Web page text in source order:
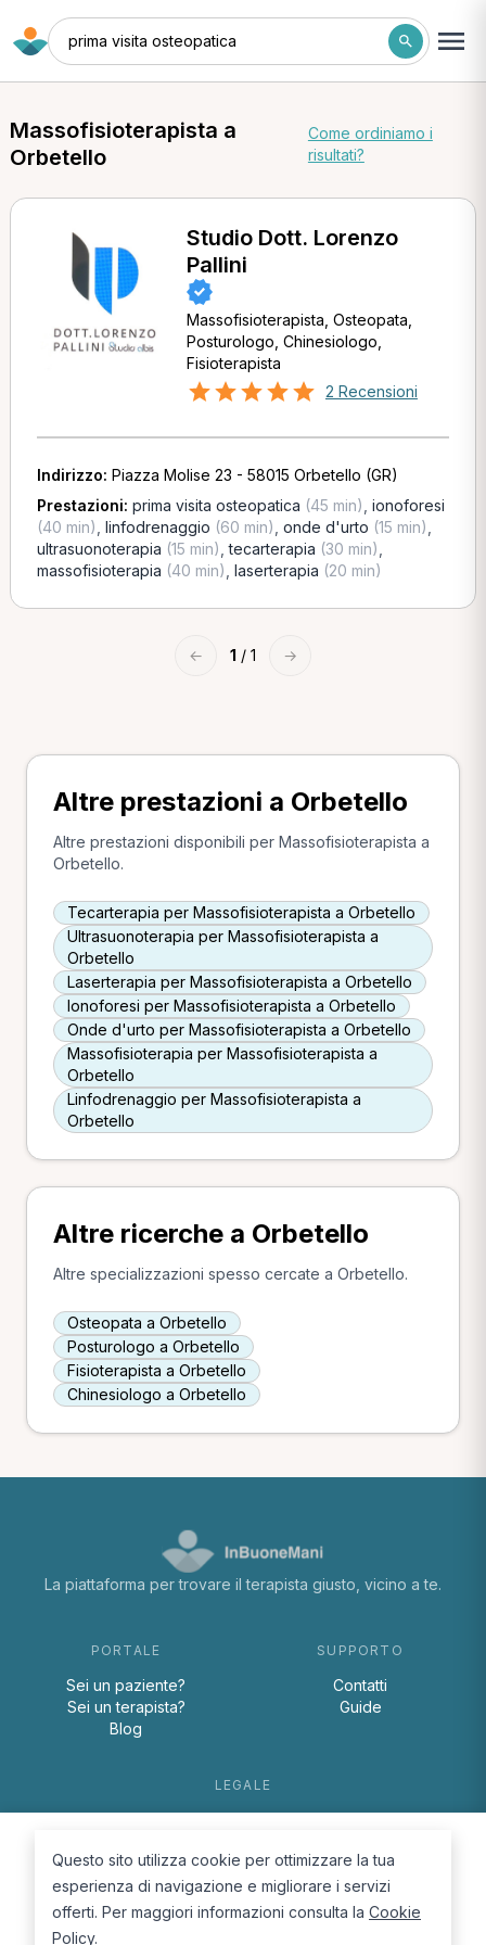
prima visita osteopatica
Massofisioterapista a
Orbetello
Come ordiniamo i
risultati?
Studio Dott. Lorenzo
Pallini
Massofisioterapista, Osteopata,
Posturologo, Chinesiologo,
Fisioterapista
2 Recensioni
Indirizzo: Piazza Molise 23 - 58015 Orbetello (GR)
Prestazioni: prima visita osteopatica (45 min) ionoforesi
(40 min) linfodrenaggio (60 min) onde d'urto (15 min)
ultrasuonoterapia (15 min) ,tecarterapia (30 min)
massofisioterapia (40 min) laserterapia (20 min)
← 1 / 1 →
Altre prestazioni a Orbetello
Altre prestazioni disponibili per Massofisioterapista a
Orbetello.
Tecarterapia per Massofisioterapista a Orbetello
Ultrasuonoterapia per Massofisioterapista a
Orbetello
Laserterapia per Massofisioterapista a Orbetello
Ionoforesi per Massofisioterapista a Orbetello
Onde d'urto per Massofisioterapista a Orbetello
Massofisioterapia per Massofisioterapista a
Orbetello
Linfodrenaggio per Massofisioterapista a
Orbetello
Altre ricerche a Orbetello
Altre specializzazioni spesso cercate a Orbetello.
Osteopata a Orbetello
Posturologo a Orbetello
Fisioterapista a Orbetello
Chinesiologo a Orbetello
La piattaforma per trovare il terapista giusto, vicino a te.
PORTALE
Sei un paziente?
Sei un terapista?
Blog
SUPPORTO
Contatti
Guide
LEGALE
Cookie Policy
Questo sito utilizza cookie per ottimizzare la tua
esperienza di navigazione e migliorare i servizi
offerti. Per maggiori informazioni consulta la Cookie
Policy.